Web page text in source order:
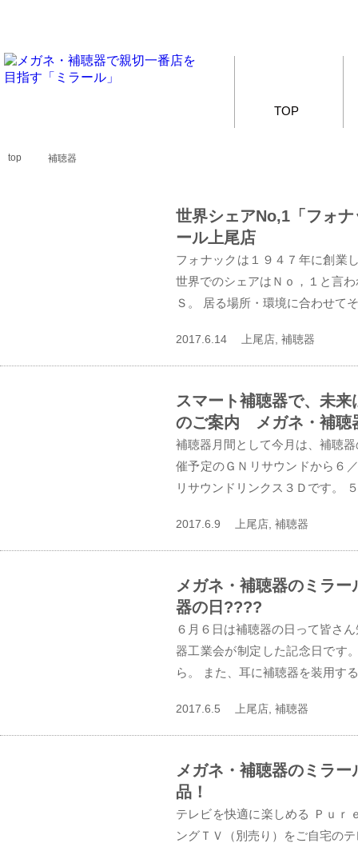
TOP
top 補聴器
世界シェアNo,1「フォ
ール上尾店
フォナックは１９４７年に創業
世界でのシェアはＮｏ，１と言
Ｓ。 居る場所・環境に合わせて
2017.6.14 上尾店, 補聴器
スマート補聴器で、未
のご案内 メガネ・補聴
補聴器月間として今月は、補聴
催予定のＧＮリサウンドから６
リサウンドリンクス３Ｄです。
2017.6.9 上尾店, 補聴器
メガネ・補聴器のミラ
器の日????
６月６日は補聴器の日って皆さ
器工業会が制定した記念日です
ら。 また、耳に補聴器を装用す
2017.6.5 上尾店, 補聴器
メガネ・補聴器のミラ
品！
テレビを快適に楽しめる Ｐｕ
ングＴＶ（別売り）をご自宅の